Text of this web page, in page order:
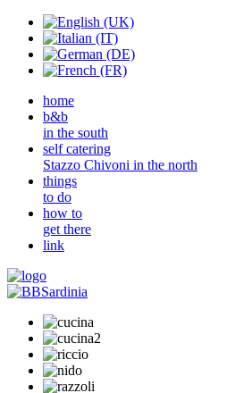
home
b&b
in the south
self catering
Stazzo Chivoni in the north
things
to do
how to
get there
link